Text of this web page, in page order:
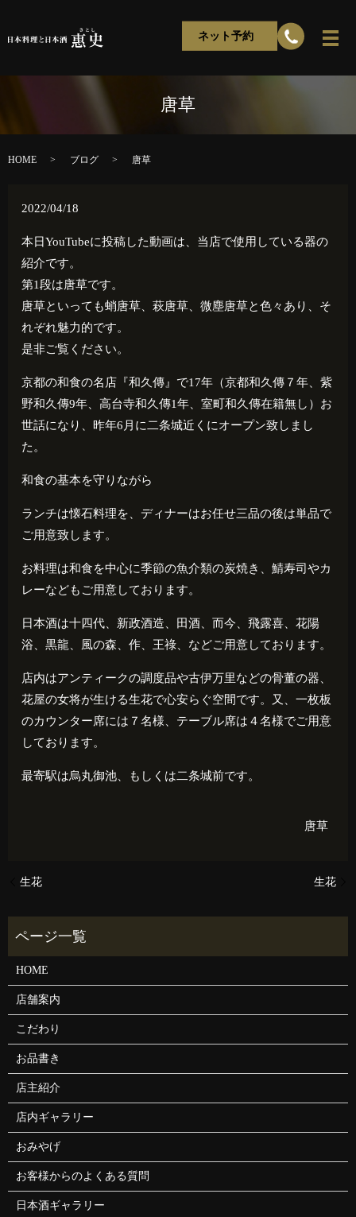
ネット予約
唐草
HOME ブログ 唐草
2022/04/18
本日YouTubeに投稿した動画は、当店で使用している器の
紹介です。
第1段は唐草です。
唐草といっても蛸唐草、萩唐草、微塵唐草と色々あり、そ
れぞれ魅力的です。
是非ご覧ください。
京都の和食の名店『和久傳』で17年（京都和久傳７年、紫
野和久傳9年、高台寺和久傳1年、室町和久傳在籍無し）お
世話になり、昨年6 月に二条城近くにオープン致しまし
た。
和食の基本を守りながら
ランチは懐石料理を、ディナーはお任せ三品の後は単品で
ご用意致します。
お料理は和食を中心に季節の魚介類の炭焼き、鯖寿司やカ
レーなどもご用意しております。
日本酒は十四代、新政酒造、田酒、而今、飛露喜、花陽
浴、黒龍、風の森、作、王祿、などご用意しております。
店内はアンティークの調度品や古伊万里などの骨董の器、
花屋の女将が生ける生花で心安らぐ空間です。又、一枚板
のカウンター席には７名様、テーブル席は４名様でご用意
しております。
最寄駅は烏丸御池、もしくは二条城前です。
唐草
生花 生花
HOME
店舗案内
こだわり
お品書き
店主紹介
店内ギャラリー
おみやげ
お客様からのよくある質問
日本酒ギャラリー